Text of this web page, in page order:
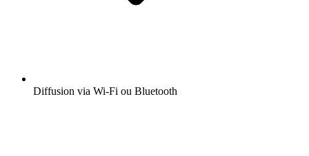
Diffusion via Wi-Fi ou Bluetooth